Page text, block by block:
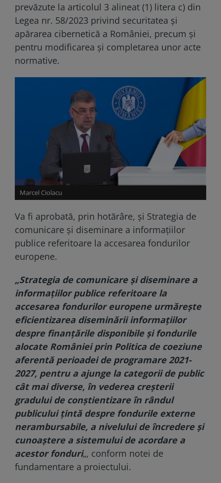
prevăzute la articolul 3 alineat (1) litera c) din
Legea nr. 58/2023 privind securitatea şi
apărarea cibernetică a României, precum şi
pentru modificarea şi completarea unor acte
normative.
Marcel Ciolacu
Va fi aprobată, prin hotărâre, şi Strategia de
comunicare şi diseminare a informaţiilor
publice referitoare la accesarea fondurilor
europene.
„Strategia de comunicare şi diseminare a
informaţiilor publice referitoare la
accesarea fondurilor europene urmăreşte
eficientizarea diseminării informaţiilor
despre finanţările disponibile şi fondurile
alocate României prin Politica de coeziune
aferentă perioadei de programare 2021-
2027, pentru a ajunge la categorii de public
cât mai diverse, în vederea creşterii
gradului de conştientizare în rândul
publicului ţintă despre fondurile externe
nerambursabile, a nivelului de încredere şi
cunoaştere a sistemului de acordare a
acestor fonduri„, conform notei de
fundamentare a proiectului.